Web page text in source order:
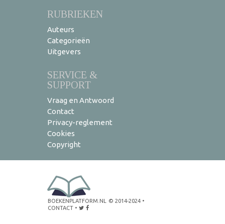
RUBRIEKEN
Auteurs
Categorieën
Uitgevers
SERVICE &
SUPPORT
Vraag en Antwoord
Contact
Privacy-reglement
Cookies
Copyright
BOEKENPLATFORM.NL © 2014-2024 •
CONTACT •